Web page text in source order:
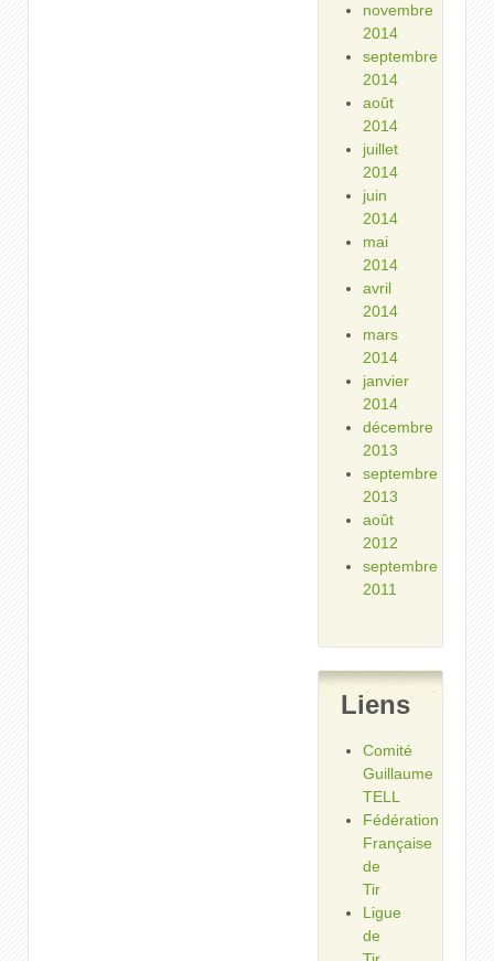
novembre
2014
septembre
2014
août
2014
juillet
2014
juin
2014
mai
2014
avril
2014
mars
2014
janvier
2014
décembre
2013
septembre
2013
août
2012
septembre
2011
Liens
Comité
Guillaume
TELL
Fédération
Française
de
Tir
Ligue
de